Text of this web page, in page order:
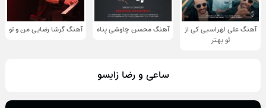
آهنگ علی لهراسبی کی از
تو ‌بهتر
آهنگ محسن چاوشی پناه آهنگ گرشا رضایی من و تو
ساعی و رضا زایسو